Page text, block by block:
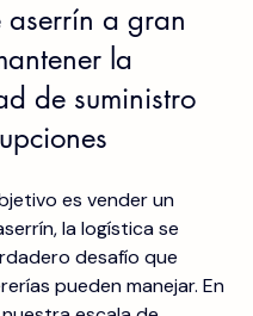
aserrín a gran
la
de suministro
es vender un
la logística se
desafío que
pueden manejar. En